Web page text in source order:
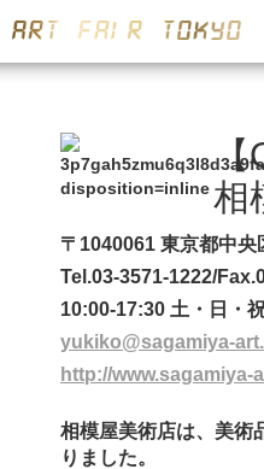
【
相
〒1040061 東京都中
Tel.03-3571-1222/
10:00-17:30 土・日・
yukiko@sagamiya-
http://www.sagamiya-
相模屋美術店は、美術
りました。